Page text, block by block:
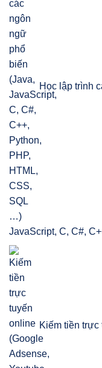
Học lập trình
JavaScript, C, C#,
Kiếm tiền trực